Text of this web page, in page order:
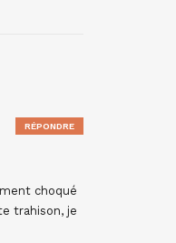
choqué
trahison, je
RÉPONDRE